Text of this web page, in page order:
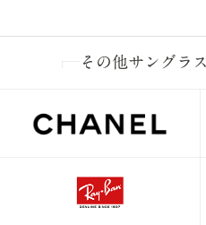
その他サングラ